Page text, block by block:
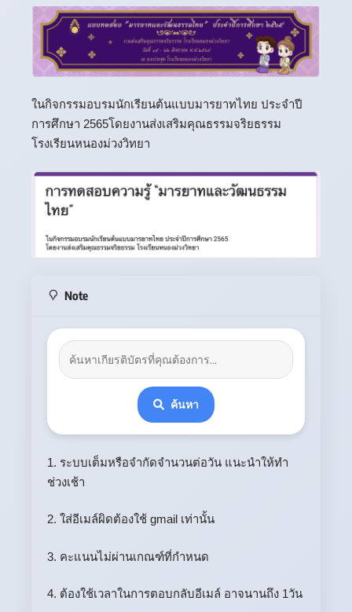
ในกิจกรรมอบรมนักเรียนต้นแบบมารยาทไทย ประจำปี
การศึกษา 2565โดยงานส่งเสริมคุณธรรมจริยธรรม
โรงเรียนหนองม่วงวิทยา
Note
ค้นหา
1. ระบบเต็มหรือจำกัดจำนวนต่อวัน แนะนำให้ทำ
ช่วงเช้า
2. ใส่อีเมล์ผิดต้องใช้ gmail เท่านั้น
3. คะแนนไม่ผ่านเกณฑ์ที่กำหนด
4. ต้องใช้เวลาในการตอบกลับอีเมล์ อาจนานถึง 1วัน